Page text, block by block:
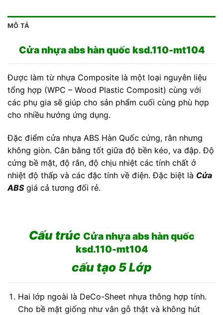
MÔ TẢ
Cửa nhựa abs hàn quốc ksd.110-mt104
Được làm từ nhựa Composite là một loại nguyên liệu
tổng hợp (WPC – Wood Plastic Composit) cùng với
các phụ gia sẽ giúp cho sản phẩm cuối cùng phù hợp
cho nhiều hướng ứng dụng.
Đặc điểm cửa nhựa ABS Hàn Quốc cứng, rắn nhưng
không giòn. Cân bằng tốt giữa độ bền kéo, va đập. Độ
cứng bề mặt, độ rắn, độ chịu nhiệt các tính chất ở
nhiệt độ thấp và các đặc tính về điện. Đặc biệt là Cửa
ABSgiá cả tương đối rẻ.
Cấu trúc Cửa nhựa abs hàn quốc
ksd.110-mt104
cấu tạo 5 Lớp
Hai lớp ngoài là DeCo-Sheet nhựa thông hợp tính.
Cho bề mặt giống như vân gỗ thật và không hút